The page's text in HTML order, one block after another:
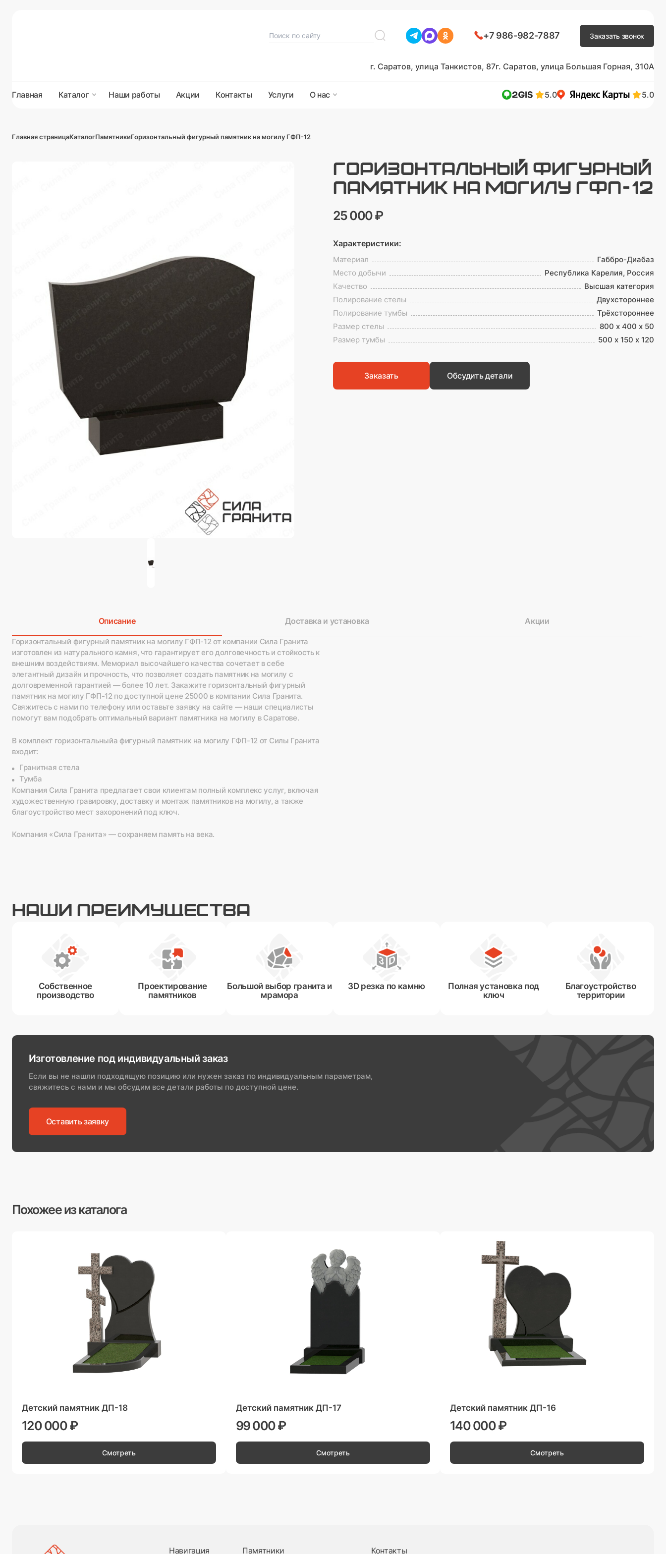
+7 986-982-7887 Заказать звонок
г. Саратов, улица Танкистов, 87г. Саратов, улица Большая Горная, 310А
Главная Каталог Наши работы Акции Контакты Услуги О нас 5.0 5.0
Главная страницаКаталогПамятникиГоризонтальный фигурный памятник на могилу ГФП-12
ГОРИЗОНТАЛЬНЫЙ ФИГУРНЫЙ
ПАМЯТНИК НА МОГИЛУ ГФП-12
25 000 ₽
Характеристики:
Материал
Габбро-Диабаз
Место добычи
Республика Карелия, Россия
Качество
Высшая категория
Полирование стелы
Двухстороннее
Полирование тумбы
Трёхстороннее
Размер стелы
800 х 400 х 50
Размер тумбы
500 х 150 х 120
Заказать Обсудить детали
Описание Доставка и установка Акции
Горизонтальный фигурный памятник на могилу ГФП-12 от компании Сила Гранита
изготовлен из натурального камня, что гарантирует его долговечность и стойкость к
внешним воздействиям. Мемориал высочайшего качества сочетает в себе
элегантный дизайн и прочность, что позволяет создать памятник на могилу с
долговременной гарантией — более 10 лет. Закажите горизонтальный фигурный
памятник на могилу ГФП-12 по доступной цене 25000 в компании Сила Гранита.
Свяжитесь с нами по телефону или оставьте заявку на сайте — наши специалисты
помогут вам подобрать оптимальный вариант памятника на могилу в Саратове.
В комплект горизонтальныйа фигурный памятник на могилу ГФП-12 от Силы Гранита
входит:
Гранитная стела
Тумба
Компания Сила Гранита предлагает свои клиентам полный комплекс услуг, включая
художественную гравировку, доставку и монтаж памятников на могилу, а также
благоустройство мест захоронений под ключ.
Компания «Сила Гранита» — сохраняем память на века.
НАШИ ПРЕИМУЩЕСТВА
Собственное
производство
Проектирование
памятников
Большой выбор гранита и
мрамора
3D резка по камню
Полная установка под
ключ
Благоустройство
территории
Изготовление под индивидуальный заказ
Если вы не нашли подходящую позицию или нужен заказ по индивидуальным параметрам,
свяжитесь с нами и мы обсудим все детали работы по доступной цене.
Оставить заявку
Похожее из каталога
Детский памятник ДП-18
120 000 ₽
Смотреть
Детский памятник ДП-17
99 000 ₽
Смотреть
Детский памятник ДП-16
140 000 ₽
Смотреть
Навигация Памятники Контакты